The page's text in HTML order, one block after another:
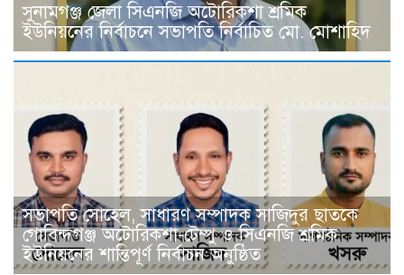
সুনামগঞ্জ জেলা সিএনজি অটোরিকশা শ্রমিক
ইউনিয়নের নির্বাচনে সভাপতি নির্বাচিত মো. মোশাহিদ
সভাপতি সোহেল, সাধারণ সম্পাদক সাজিদুর ছাতকে
গোবিন্দগঞ্জ অটোরিকশা-টেম্পু ও সিএনজি শ্রমিক
ইউনিয়নের শান্তিপূর্ণ নির্বাচন অনুষ্ঠিত